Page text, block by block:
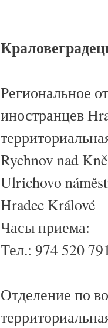
Региональное
иностранцев
Rychnov nad
Ulrichovo
Hradec Králové
Часы приема:
Тел.: 974 520
Отделение по